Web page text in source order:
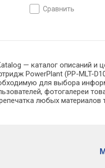
180 страниц
сравнить
— каталог описаний и
PowerPlant (PP-MLT-
для выбора
фотогалереи
любых материалов